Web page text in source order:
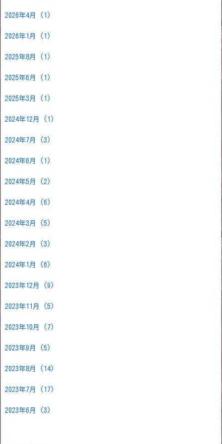
2026年4月 (1)
2026年1月 (1)
2025年8月 (1)
2025年6月 (1)
2025年3月 (1)
2024年12月 (1)
2024年7月 (3)
2024年6月 (1)
2024年5月 (2)
2024年4月 (6)
2024年3月 (5)
2024年2月 (3)
2024年1月 (6)
2023年12月 (9)
2023年11月 (5)
2023年10月 (7)
2023年9月 (5)
2023年8月 (14)
2023年7月 (17)
2023年6月 (3)